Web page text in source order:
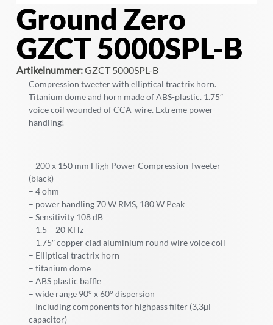
Ground Zero
GZCT 5000SPL-B
Artikelnummer:GZCT 5000SPL-B
Compression tweeter with elliptical tractrix horn.
Titanium dome and horn made of ABS-plastic. 1.75″
voice coil wounded of CCA-wire. Extreme power
handling!
– 200 x 150 mm High Power Compression Tweeter
(black)
– 4 ohm
– power handling 70 W RMS, 180 W Peak
– Sensitivity 108 dB
– 1.5 – 20 KHz
– 1.75″ copper clad aluminium round wire voice coil
– Elliptical tractrix horn
– titanium dome
– ABS plastic baffle
– wide range 90° x 60° dispersion
– Including components for highpass filter (3,3µF
capacitor)